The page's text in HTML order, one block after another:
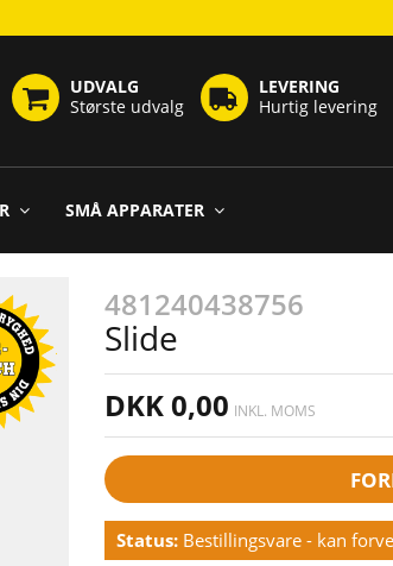
UDVALG
Største udvalg
LEVERING
Hurtig levering
SMÅ APPARATER
481240438756
Slide
DKK 0,00 INKL. MOMS
Status: Bestillingsvare - kan